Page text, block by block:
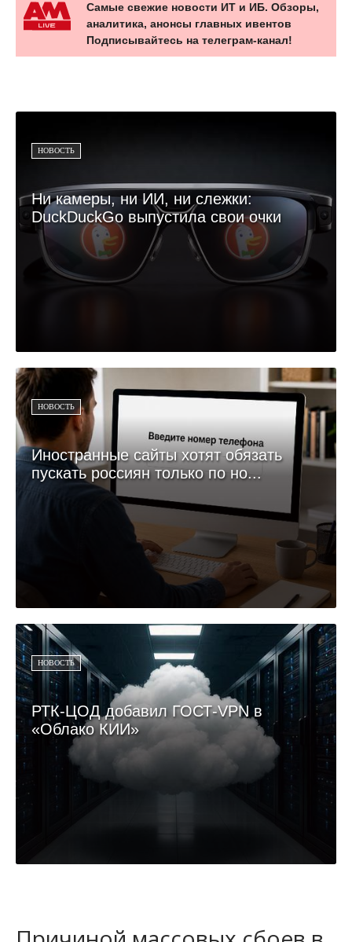
Самые свежие новости ИТ и ИБ. Обзоры,
аналитика, анонсы главных ивентов
Подписывайтесь на телеграм-канал!
НОВОСТЬ
Ни камеры, ни ИИ, ни слежки:
DuckDuckGo выпустила свои очки
НОВОСТЬ
Иностранные сайты хотят обязать
пускать россиян только по но...
НОВОСТЬ
РТК-ЦОД добавил ГОСТ-VPN в
«Облако КИИ»